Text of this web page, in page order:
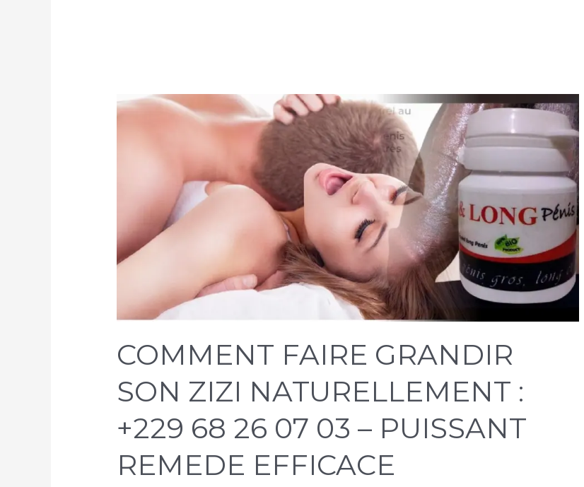
COMMENT FAIRE GRANDIR
SON ZIZI NATURELLEMENT :
+229 68 26 07 03 – PUISSANT
REMEDE EFFICACE